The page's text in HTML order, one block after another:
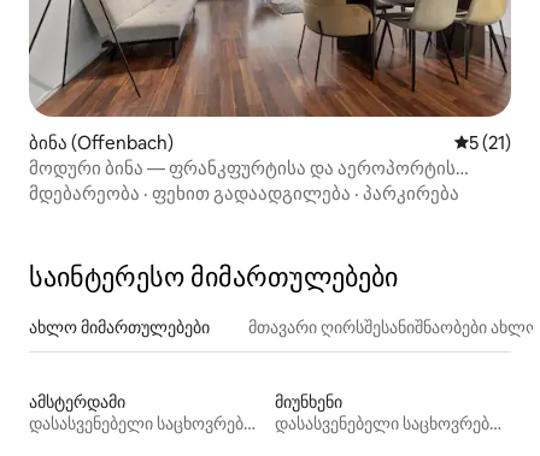
ბინა (Offenbach) საშუალო
5 (21)
მოდური ბინა — ფრანკფურტისა და აეროპორტის
მახლობლად!
მდებარეობა · ფეხით გადაადგილება · პარკირება
საინტერესო მიმართულებები
ახლო მიმართულებები მთავარი ღირსშესანიშნაობები
ამსტერდამი
დასასვენებელი საცხოვრებლები
მიუნხენი
დასასვენებელი საცხოვრებლები